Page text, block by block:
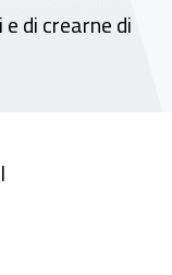
di crearne di